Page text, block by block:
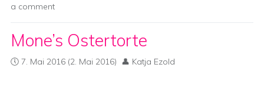
a comment
Mone’s Ostertorte
7. Mai 2016 (2. Mai 2016) Katja Ezold